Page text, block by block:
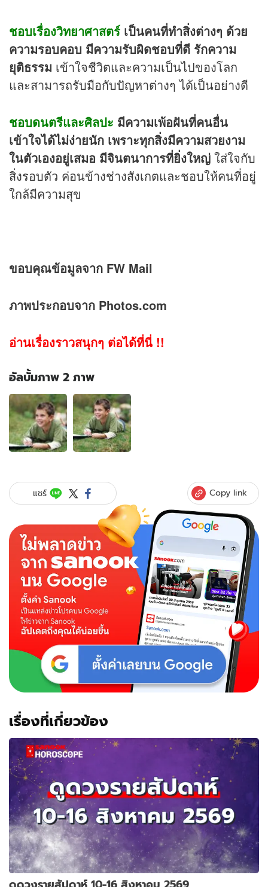
ชอบเรื่องวิทยาศาสตร์ เป็นคนที่ทำสิ่งต่างๆ ด้วย
ความรอบคอบ มีความรับผิดชอบที่ดี รักความ
ยุติธรรม เข้าใจชีวิตและความเป็นไปของโลก
และสามารถรับมือกับปัญหาต่างๆ ได้เป็นอย่างดี
ชอบดนตรีและศิลปะ มีความเพ้อฝันที่คนอื่น
เข้าใจได้ไม่ง่ายนัก เพราะทุกสิ่งมีความสวยงาม
ในตัวเองอยู่เสมอ มีจินตนาการที่ยิ่งใหญ่ ใส่ใจกับ
สิ่งรอบตัว ค่อนข้างช่างสังเกตและชอบให้คนที่อยู่
ใกล้มีความสุข
ขอบคุณข้อมูลจาก FW Mail
ภาพประกอบจาก Photos.com
อ่านเรื่องราวสนุกๆ ต่อได้ที่นี่ !!
อัลบั้มภาพ 2 ภาพ
อัลบั้ม
ภาพ
2
ภาพ
ของ
จาก
สิ่ง
ชอบ
แชร์ Copy link
เรื่องที่เกี่ยวข้อง